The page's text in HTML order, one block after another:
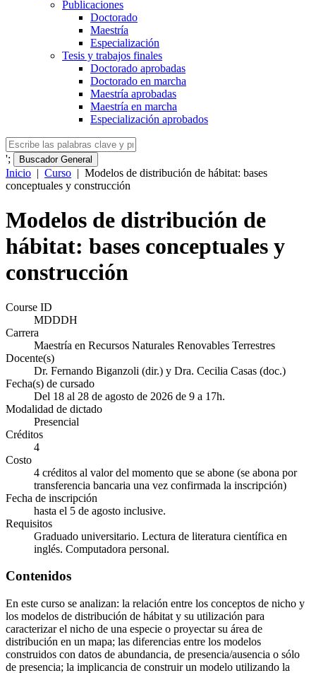
Publicaciones
Doctorado
Maestría
Especialización
Tesis y trabajos finales
Doctorado aprobadas
Doctorado en marcha
Maestría aprobadas
Maestría en marcha
Especialización aprobados
'; Buscador General
Inicio | Curso | Modelos de distribución de hábitat: bases
conceptuales y construcción
Modelos de distribución de
hábitat: bases conceptuales y
construcción
Course ID
MDDDH
Carrera
Maestría en Recursos Naturales Renovables Terrestres
Docente(s)
Dr. Fernando Biganzoli (dir.) y Dra. Cecilia Casas (doc.)
Fecha(s) de cursado
Del 18 al 28 de agosto de 2026 de 9 a 17h.
Modalidad de dictado
Presencial
Créditos
4
Costo
4 créditos al valor del momento que se abone (se abona por
transferencia bancaria una vez confirmada la inscripción)
Fecha de inscripción
hasta el 5 de agosto inclusive.
Requisitos
Graduado universitario. Lectura de literatura científica en
inglés. Computadora personal.
Contenidos
En este curso se analizan: la relación entre los conceptos de nicho y
los modelos de distribución de hábitat y su utilización para
caracterizar el nicho de una especie o proyectar su área de
distribución en un mapa; las diferencias entre los modelos
construidos con datos de abundancia, de presencia/ausencia o sólo
de presencia; la implicancia de construir un modelo utilizando la